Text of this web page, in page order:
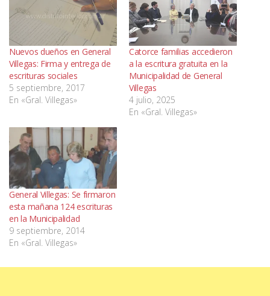
Nuevos dueños en General
Villegas: Firma y entrega de
escrituras sociales
5 septiembre, 2017
En «Gral. Villegas»
Catorce familias accedieron
a la escritura gratuita en la
Municipalidad de General
Villegas
4 julio, 2025
En «Gral. Villegas»
General Villegas: Se firmaron
esta mañana 124 escrituras
en la Municipalidad
9 septiembre, 2014
En «Gral. Villegas»